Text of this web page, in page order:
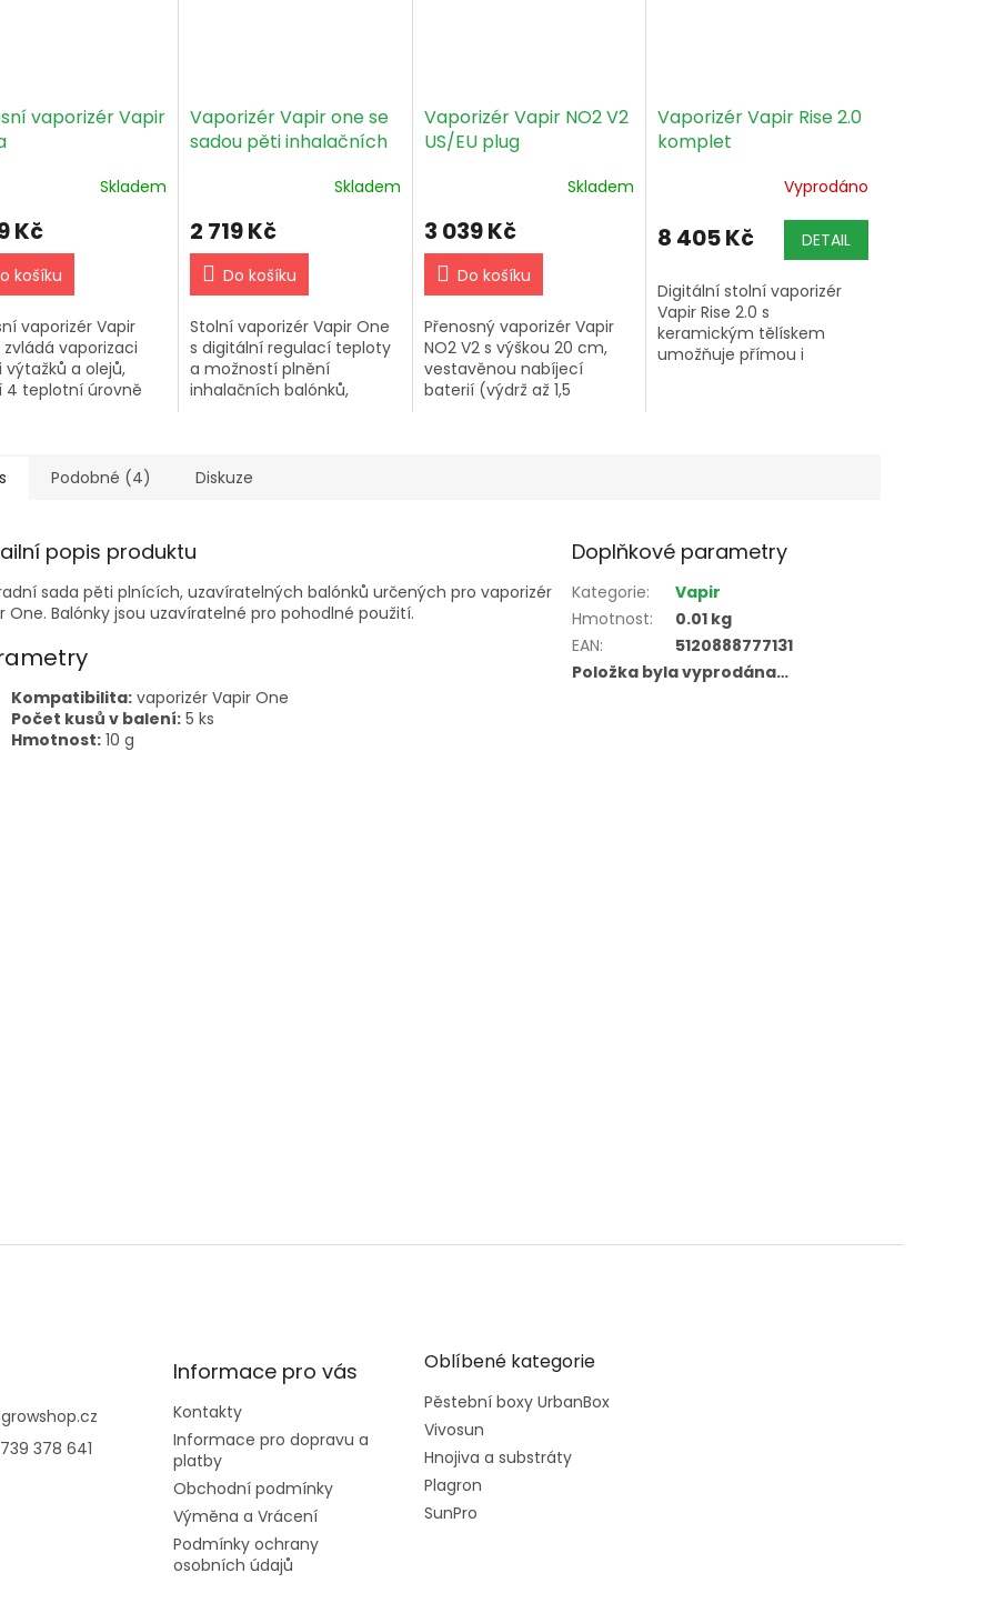
vaporizér Vapir
Skladem
Kč
košíku
vaporizér Vapir
zvládá vaporizaci
výtažků a olejů,
4 teplotní úrovně
Vaporizér Vapir one se
sadou pěti inhalačních
Skladem
2 719 Kč
Do košíku
Stolní vaporizér Vapir One
s digitální regulací teploty
a možností plnění
inhalačních balónků,
hygienickým náústkem a...
Vaporizér Vapir NO2 V2
US/EU plug
Skladem
3 039 Kč
Do košíku
Přenosný vaporizér Vapir
NO2 V2 s výškou 20 cm,
vestavěnou nabíjecí
baterií (výdrž až 1,5
Vaporizér Vapir Rise 2.0
komplet
Vyprodáno
8 405 Kč DETAIL
Digitální stolní vaporizér
Vapir Rise 2.0 s
keramickým tělískem
umožňuje přímou i
Podobné (4) Diskuze
popis produktu
sada pěti plnících, uzavíratelných balónků určených pro vaporizér
One. Balónky jsou uzavíratelné pro pohodlné použití.
Kompatibilita: vaporizér Vapir One
Počet kusů v balení: 5 ks
Hmotnost: 10 g
Doplňkové parametry
Kategorie:
Vapir
Hmotnost:
0.01 kg
EAN:
5120888777131
Položka byla vyprodána…
growshop.cz
378 641
Informace pro vás
Kontakty
Informace pro dopravu a
platby
Obchodní podmínky
Výměna a Vrácení
Podmínky ochrany
osobních údajů
Oblíbené kategorie
Pěstební boxy UrbanBox
Vivosun
Hnojiva a substráty
Plagron
SunPro